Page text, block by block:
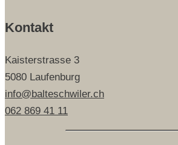
Kontakt
Kaisterstrasse 3
5080 Laufenburg
info@balteschwiler.ch
062 869 41 11